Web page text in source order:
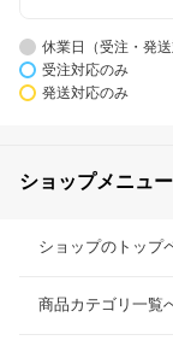
休業日（受注・発送
受注対応のみ
発送対応のみ
ショップメニュー
ショップのトップ
商品カテゴリ一覧